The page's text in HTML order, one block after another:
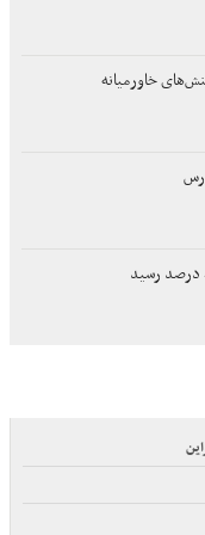
خاورمیانه